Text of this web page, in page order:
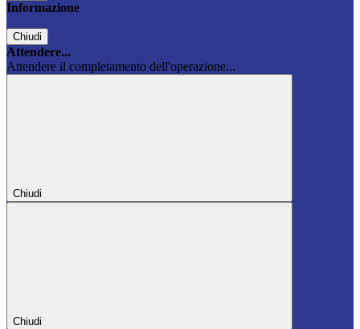
Informazione
Chiudi
Attendere...
Attendere il completamento dell'operazione...
Chiudi
Chiudi